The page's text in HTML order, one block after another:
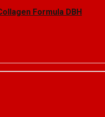
Formula DBH